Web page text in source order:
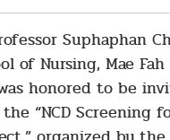
Suphaphan
of Nursing, Mae Fah
honored to be
“NCD Screening